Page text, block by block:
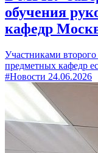
обучения
кафедр
Участниками
предметных кафедр
#Новости 24.06.2026